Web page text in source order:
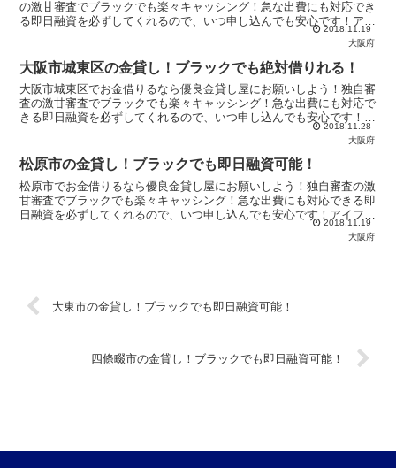
の激甘審査でブラックでも楽々キャッシング！急な出費にも対応でき
る即日融資を必ずしてくれるので、いつ申し込んでも安心です！アイ
フルやアコムからお金を借りれないなら【優良金貸し屋】へ！2018.11.19
大阪府
大阪市城東区の金貸し！ブラックでも絶対借りれる！
大阪市城東区でお金借りるなら優良金貸し屋にお願いしよう！独自審
査の激甘審査でブラックでも楽々キャッシング！急な出費にも対応で
きる即日融資を必ずしてくれるので、いつ申し込んでも安心です！ア
イフルやアコムからお金を借りれないなら【優良金貸し屋】へ！
2018.11.28
大阪府
松原市の金貸し！ブラックでも即日融資可能！
松原市でお金借りるなら優良金貸し屋にお願いしよう！独自審査の激
甘審査でブラックでも楽々キャッシング！急な出費にも対応できる即
日融資を必ずしてくれるので、いつ申し込んでも安心です！アイフル
やアコムからお金を借りれないなら【優良金貸し屋】へ！ 2018.11.19
大阪府
大東市の金貸し！ブラックでも即日融資可能！
四條畷市の金貸し！ブラックでも即日融資可能！